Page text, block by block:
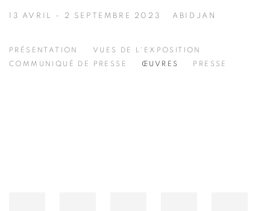
13 AVRIL - 2 SEPTEMBRE 2023 ABIDJAN
PRÉSENTATION
VUES DE L'EXPOSITION
COMMUNIQUÉ DE PRESSE
ŒUVRES PRESSE